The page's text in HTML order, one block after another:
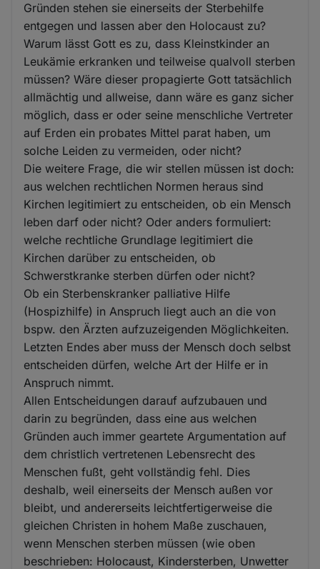
Gründen stehen sie einerseits der Sterbehilfe
entgegen und lassen aber den Holocaust zu?
Warum lässt Gott es zu, dass Kleinstkinder an
Leukämie erkranken und teilweise qualvoll sterben
müssen? Wäre dieser propagierte Gott tatsächlich
allmächtig und allweise, dann wäre es ganz sicher
möglich, dass er oder seine menschliche Vertreter
auf Erden ein probates Mittel parat haben, um
solche Leiden zu vermeiden, oder nicht?
Die weitere Frage, die wir stellen müssen ist doch:
aus welchen rechtlichen Normen heraus sind
Kirchen legitimiert zu entscheiden, ob ein Mensch
leben darf oder nicht? Oder anders formuliert:
welche rechtliche Grundlage legitimiert die
Kirchen darüber zu entscheiden, ob
Schwerstkranke sterben dürfen oder nicht?
Ob ein Sterbenskranker palliative Hilfe
(Hospizhilfe) in Anspruch liegt auch an die von
bspw. den Ärzten aufzuzeigenden Möglichkeiten.
Letzten Endes aber muss der Mensch doch selbst
entscheiden dürfen, welche Art der Hilfe er in
Anspruch nimmt.
Allen Entscheidungen darauf aufzubauen und
darin zu begründen, dass eine aus welchen
Gründen auch immer geartete Argumentation auf
dem christlich vertretenen Lebensrecht des
Menschen fußt, geht vollständig fehl. Dies
deshalb, weil einerseits der Mensch außen vor
bleibt, und andererseits leichtfertigerweise die
gleichen Christen in hohem Maße zuschauen,
wenn Menschen sterben müssen (wie oben
beschrieben: Holocaust, Kindersterben, Unwetter